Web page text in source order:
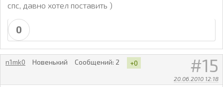
спс, давно хотел поставить )
0
15
20.06.2010 12:18
n1mk0 Новенький Сообщений: 2 +0